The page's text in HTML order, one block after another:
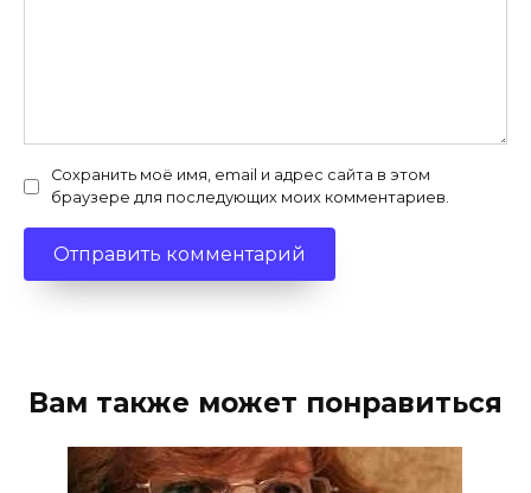
Сохранить моё имя, email и адрес сайта в этом
браузере для последующих моих комментариев.
Вам также может понравиться